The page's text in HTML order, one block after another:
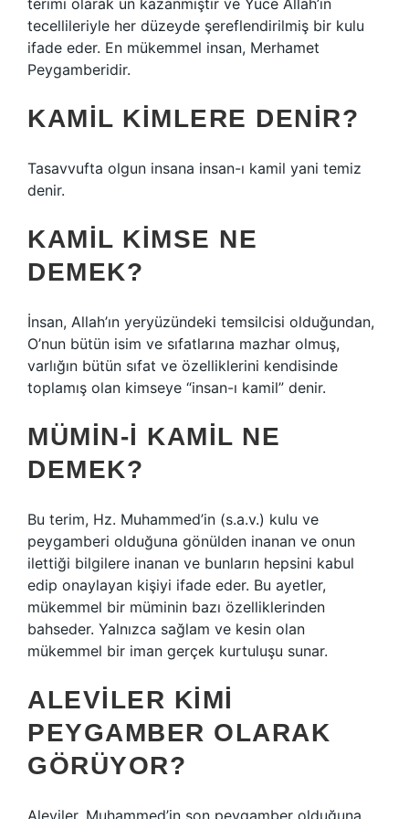
terimi olarak ün kazanmıştır ve Yüce Allah’ın
tecellileriyle her düzeyde şereflendirilmiş bir kulu
ifade eder. En mükemmel insan, Merhamet
Peygamberidir.
KAMIL KIMLERE DENIR?
Tasavvufta olgun insana insan-ı kamil yani temiz
denir.
KAMIL KIMSE NE
DEMEK?
İnsan, Allah’ın yeryüzündeki temsilcisi olduğundan,
O’nun bütün isim ve sıfatlarına mazhar olmuş,
varlığın bütün sıfat ve özelliklerini kendisinde
toplamış olan kimseye “insan-ı kamil” denir.
MÜMIN-I KAMIL NE
DEMEK?
Bu terim, Hz. Muhammed’in (s.a.v.) kulu ve
peygamberi olduğuna gönülden inanan ve onun
ilettiği bilgilere inanan ve bunların hepsini kabul
edip onaylayan kişiyi ifade eder. Bu ayetler,
mükemmel bir müminin bazı özelliklerinden
bahseder. Yalnızca sağlam ve kesin olan
mükemmel bir iman gerçek kurtuluşu sunar.
ALEVILER KIMI
PEYGAMBER OLARAK
GÖRÜYOR?
Aleviler, Muhammed’in son peygamber olduğuna